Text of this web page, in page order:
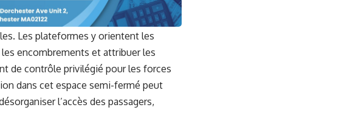
Les plateformes y orientent les
encombrements et attribuer les
de contrôle privilégié pour les forces
dans cet espace semi-fermé peut
l’accès des passagers,